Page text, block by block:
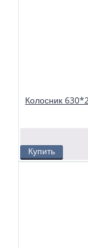
Колосники
твердотопливных
топке устойчивый
колосников
Колосник
Купить
Колосники
твердотопливных
топке устойчивый
колосников